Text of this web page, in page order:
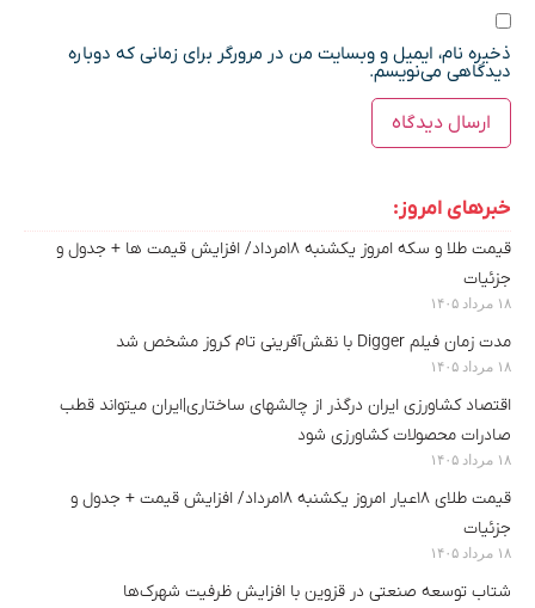
ذخیره نام، ایمیل و وبسایت من در مرورگر برای زمانی که دوباره
دیدگاهی می‌نویسم.
خبرهای امروز:
قیمت طلا و سکه امروز یکشنبه ۱۸مرداد/ افزایش قیمت ها + جدول و
جزئیات
۱۸ مرداد ۱۴۰۵
مدت زمان فیلم Digger با نقش‌آفرینی تام کروز مشخص شد
۱۸ مرداد ۱۴۰۵
اقتصاد کشاورزی ایران درگذر از چالشهای ساختاری|ایران میتواند قطب
صادرات محصولات کشاورزی شود
۱۸ مرداد ۱۴۰۵
قیمت طلای ۱۸عیار امروز یکشنبه ۱۸مرداد/ افزایش قیمت + جدول و
جزئیات
۱۸ مرداد ۱۴۰۵
شتاب توسعه صنعتی در قزوین با افزایش ظرفیت شهرک‌ها